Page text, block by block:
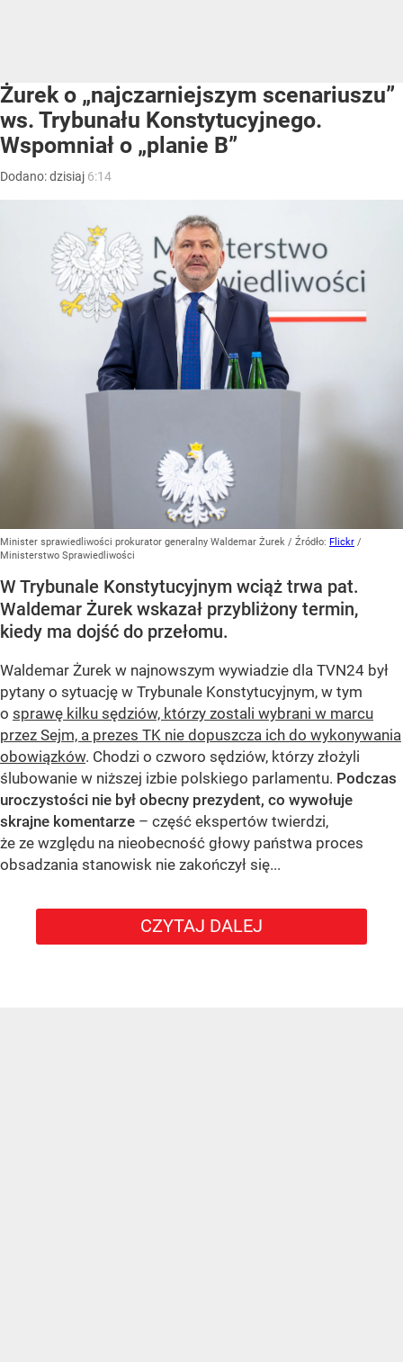
Żurek o „najczarniejszym scenariuszu”
ws. Trybunału Konstytucyjnego.
Wspomniał o „planie B”
Dodano:dzisiaj 6:14
Minister sprawiedliwości prokurator generalny Waldemar Żurek / Źródło: Flickr /
Ministerstwo Sprawiedliwości
W Trybunale Konstytucyjnym wciąż trwa pat.
Waldemar Żurek wskazał przybliżony termin,
kiedy ma dojść do przełomu.
Waldemar Żurek w najnowszym wywiadzie dla TVN24 był
pytany o sytuację w Trybunale Konstytucyjnym, w tym
o sprawę kilku sędziów, którzy zostali wybrani w marcu
przez Sejm, a prezes TK nie dopuszcza ich do wykonywania
obowiązków. Chodzi o czworo sędziów, którzy złożyli
ślubowanie w niższej izbie polskiego parlamentu. Podczas
uroczystości nie był obecny prezydent, co wywołuje
skrajne komentarze – część ekspertów twierdzi,
że ze względu na nieobecność głowy państwa proces
obsadzania stanowisk nie zakończył się...
CZYTAJ DALEJ